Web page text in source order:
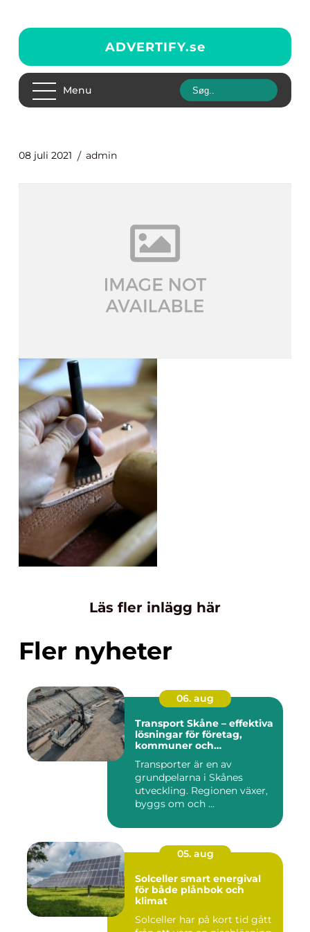
ADVERTIFY.se
Menu
08 juli 2021 admin
Läs fler inlägg här
Fler nyheter
06. aug
Transport Skåne – effektiva
lösningar för företag,
kommuner och
Transporter är en av
grundpelarna i Skånes
utveckling. Regionen växer,
byggs om och ...
05. aug
Solceller smart energival
för både plånbok och
klimat
Solceller har på kort tid gått